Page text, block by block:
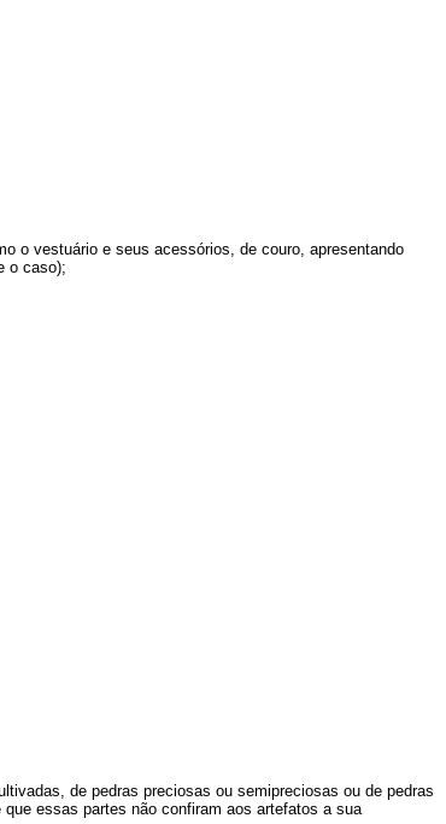
o vestuário e seus acessórios, de couro, apresentando
o caso);
de pedras preciosas ou semipreciosas ou de pedras
essas partes não confiram aos artefatos a sua